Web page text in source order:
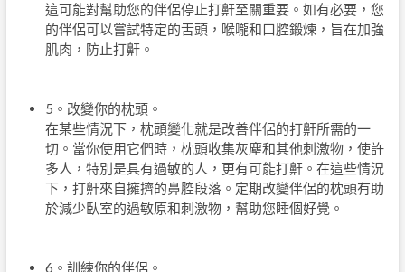
這可能對幫助您的伴侶停止打鼾至關重要。如有必要，您
的伴侶可以嘗試特定的舌頭，喉嚨和口腔鍛煉，旨在加強
肌肉，防止打鼾。
5。改變你的枕頭。
在某些情況下，枕頭變化就是改善伴侶的打鼾所需的一
切。當你使用它們時，枕頭收集灰塵和其他刺激物，使許
多人，特別是具有過敏的人，更有可能打鼾。在這些情況
下，打鼾來自擁擠的鼻腔段落。定期改變伴侶的枕頭有助
於減少臥室的過敏原和刺激物，幫助您睡個好覺。
6。訓練你的伴侶。